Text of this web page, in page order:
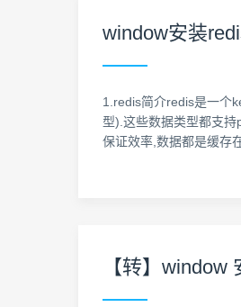
window安装
1.redis简介redis是一个
型).这些数据类型都支
保证效率,数据都是缓存
【转】